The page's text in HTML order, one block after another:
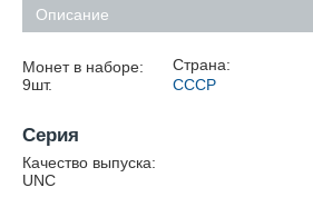
Описание
Монет в наборе:
9шт.
Страна:
СССР
Серия
Качество выпуска:
UNC